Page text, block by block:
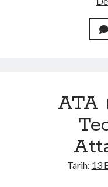
ATA
Tarih: 13